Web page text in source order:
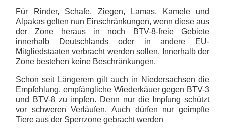
Für Rinder, Schafe, Ziegen, Lamas, Kamele und
Alpakas gelten nun Einschränkungen, wenn diese aus
der Zone heraus in noch BTV-8-freie Gebiete
innerhalb Deutschlands oder in andere EU-
Mitgliedstaaten verbracht werden sollen. Innerhalb der
Zone bestehen keine Beschränkungen.
Schon seit Längerem gilt auch in Niedersachsen die
Empfehlung, empfängliche Wiederkäuer gegen BTV-3
und BTV-8 zu impfen. Denn nur die Impfung schützt
vor schweren Verläufen. Auch dürfen nur geimpfte
Tiere aus der Sperrzone gebracht werden